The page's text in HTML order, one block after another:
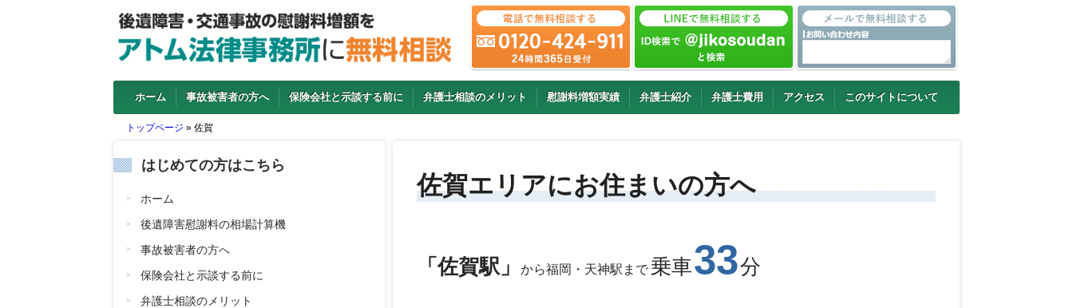
ホーム 事故被害者の方へ 保険会社と示談する前に 弁護士相談のメリット 慰謝料増額実績 弁護士紹介 弁護士費用 アクセス このサイトについて
トップページ » 佐賀
佐賀エリアにお住まいの方へ
「佐賀駅」 から福岡・天神駅まで 乗車33分
はじめての方はこちら
ホーム
後遺障害慰謝料の相場計算機
事故被害者の方へ
保険会社と示談する前に
弁護士相談のメリット